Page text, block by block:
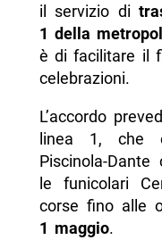
Napoli
-- Scopri di più
il servizio di
1 della
è di facilitare il
celebrazioni.
L’accordo
linea 1, che
Piscinola-
le funicolari
corse fino alle
1 maggio.